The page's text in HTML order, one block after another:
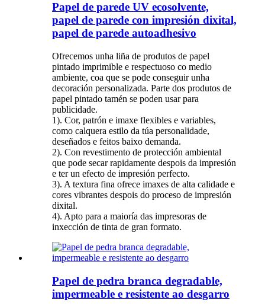
Papel de parede UV ecosolvente,
papel de parede con impresión dixital,
papel de parede autoadhesivo
Ofrecemos unha liña de produtos de papel
pintado imprimible e respectuoso co medio
ambiente, coa que se pode conseguir unha
decoración personalizada. Parte dos produtos de
papel pintado tamén se poden usar para
publicidade.
1). Cor, patrón e imaxe flexibles e variables,
como calquera estilo da túa personalidade,
deseñados e feitos baixo demanda.
2). Con revestimento de protección ambiental
que pode secar rapidamente despois da impresión
e ter un efecto de impresión perfecto.
3). A textura fina ofrece imaxes de alta calidade e
cores vibrantes despois do proceso de impresión
dixital.
4). Apto para a maioría das impresoras de
inxección de tinta de gran formato.
Papel de pedra branca degradable,
impermeable e resistente ao desgarro